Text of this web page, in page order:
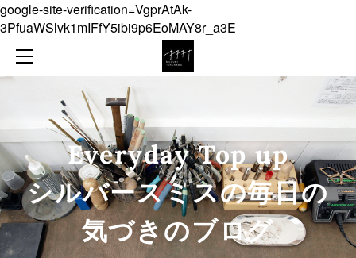
google-site-verification=VgprAtAk-
3PfuaWSlvk1mIFfY5ibi9p6EoMAY8r_a3E
Everyday Top up
​シルバースミスの毎日の
気づきのブログ
NEWS
ABOUT
COLLECTION
DIARY